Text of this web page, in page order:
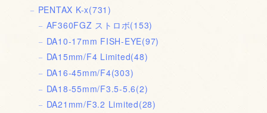
PENTAX K-x(731)
AF360FGZ ストロボ(153)
DA10-17mm FISH-EYE(97)
DA15mm/F4 Limited(48)
DA16-45mm/F4(303)
DA18-55mm/F3.5-5.6(2)
DA21mm/F3.2 Limited(28)